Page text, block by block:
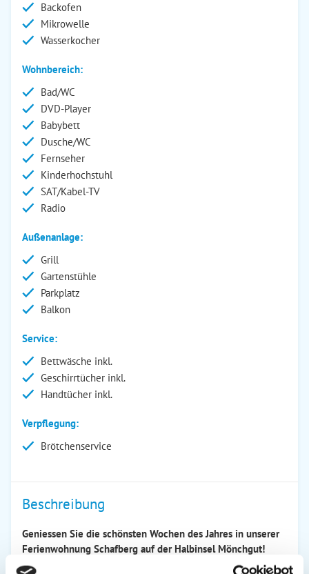
Backofen
Mikrowelle
Wasserkocher
Wohnbereich:
Bad/WC
DVD-Player
Babybett
Dusche/WC
Fernseher
Kinderhochstuhl
SAT/Kabel-TV
Radio
Außenanlage:
Grill
Gartenstühle
Parkplatz
Balkon
Service:
Bettwäsche inkl.
Geschirrtücher inkl.
Handtücher inkl.
Verpflegung:
Brötchenservice
Beschreibung
Geniessen Sie die schönsten Wochen des Jahres in unserer
Ferienwohnung Schafberg auf der Halbinsel Mönchgut!